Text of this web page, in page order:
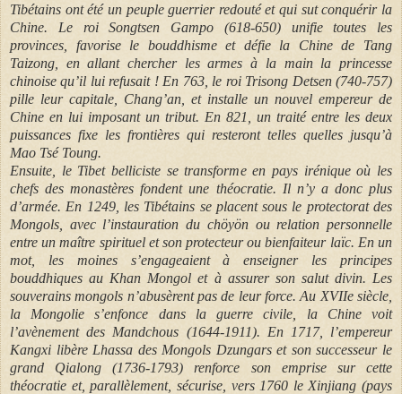
Tibétains ont été un peuple guerrier redouté et qui sut conquérir la
Chine. Le roi Songtsen Gampo (618-650) unifie toutes les
provinces, favorise le bouddhisme et défie la Chine de Tang
Taizong, en allant chercher les armes à la main la princesse
chinoise qu’il lui refusait ! En 763, le roi Trisong Detsen (740-757)
pille leur capitale, Chang’an, et installe un nouvel empereur de
Chine en lui imposant un tribut. En 821, un traité entre les deux
puissances fixe les frontières qui resteront telles quelles jusqu’à
Mao Tsé Toung.
Ensuite, le Tibet belliciste se transforme en pays irénique où les
chefs des monastères fondent une théocratie. Il n’y a donc plus
d’armée. En 1249, les Tibétains se placent sous le protectorat des
Mongols, avec l’instauration du chöyön ou relation personnelle
entre un maître spirituel et son protecteur ou bienfaiteur laïc. En un
mot, les moines s’engageaient à enseigner les principes
bouddhiques au Khan Mongol et à assurer son salut divin. Les
souverains mongols n’abusèrent pas de leur force. Au XVIIe siècle,
la Mongolie s’enfonce dans la guerre civile, la Chine voit
l’avènement des Mandchous (1644-1911). En 1717, l’empereur
Kangxi libère Lhassa des Mongols Dzungars et son successeur le
grand Qialong (1736-1793) renforce son emprise sur cette
théocratie et, parallèlement, sécurise, vers 1760 le Xinjiang (pays